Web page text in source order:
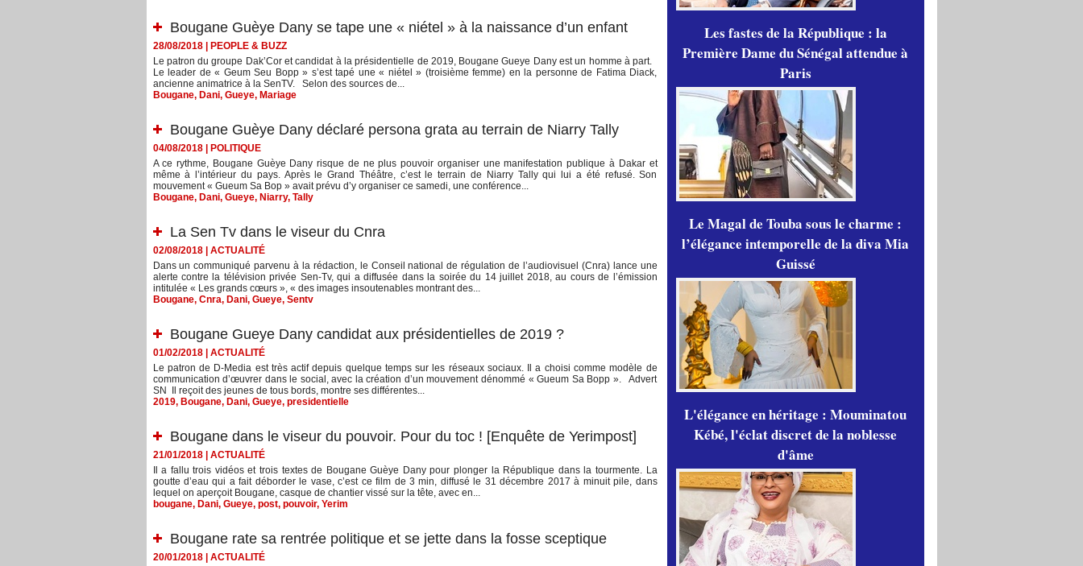
Bougane Guèye Dany se tape une « niétel » à la naissance d’un enfant
28/08/2018|
PEOPLE & BUZZ
Le patron du groupe Dak’Cor et candidat à la présidentielle de 2019, Bougane Gueye Dany est un homme à part.
Le leader de « Geum Seu Bopp » s’est tapé une « niétel » (troisième femme) en la personne de Fatima Diack,
ancienne animatrice à la SenTV. Selon des sources de...
Bougane, Dani, Gueye, Mariage
Bougane Guèye Dany déclaré persona grata au terrain de Niarry Tally
04/08/2018|
POLITIQUE
A ce rythme, Bougane Guèye Dany risque de ne plus pouvoir organiser une manifestation publique à Dakar et
même à l’intérieur du pays. Après le Grand Théâtre, c’est le terrain de Niarry Tally qui lui a été refusé. Son
mouvement « Gueum Sa Bop » avait prévu d’y organiser ce samedi, une conférence...
Bougane, Dani, Gueye, Niarry, Tally
La Sen Tv dans le viseur du Cnra
02/08/2018| ACTUALITÉ
Dans un communiqué parvenu à la rédaction, le Conseil national de régulation de l’audiovisuel (Cnra) lance une
alerte contre la télévision privée Sen-Tv, qui a diffusée dans la soirée du 14 juillet 2018, au cours de l’émission
intitulée « Les grands cœurs », « des images insoutenables montrant des...
Bougane, Cnra, Dani, Gueye, Sentv
Bougane Gueye Dany candidat aux présidentielles de 2019 ?
01/02/2018| ACTUALITÉ
Le patron de D-Media est très actif depuis quelque temps sur les réseaux sociaux. Il a choisi comme modèle de
communication d’œuvrer dans le social, avec la création d’un mouvement dénommé « Gueum Sa Bopp ». Advert
SN Il reçoit des jeunes de tous bords, montre ses différentes...
2019, Bougane, Dani, Gueye, presidentielle
Bougane dans le viseur du pouvoir. Pour du toc ! [Enquête de Yerimpost]
21/01/2018| ACTUALITÉ
Il a fallu trois vidéos et trois textes de Bougane Guèye Dany pour plonger la République dans la tourmente. La
goutte d’eau qui a fait déborder le vase, c’est ce film de 3 min, diffusé le 31 décembre 2017 à minuit pile, dans
lequel on aperçoit Bougane, casque de chantier vissé sur la tête, avec en...
bougane, Dani, Gueye, post, pouvoir, Yerim
Bougane rate sa rentrée politique et se jette dans la fosse sceptique
20/01/2018| ACTUALITÉ
Les fastes de la République : la
Première Dame du Sénégal attendue à
Paris
Le Magal de Touba sous le charme :
l’élégance intemporelle de la diva Mia
Guissé
L'élégance en héritage : Mouminatou
Kébé, l'éclat discret de la noblesse
d'âme